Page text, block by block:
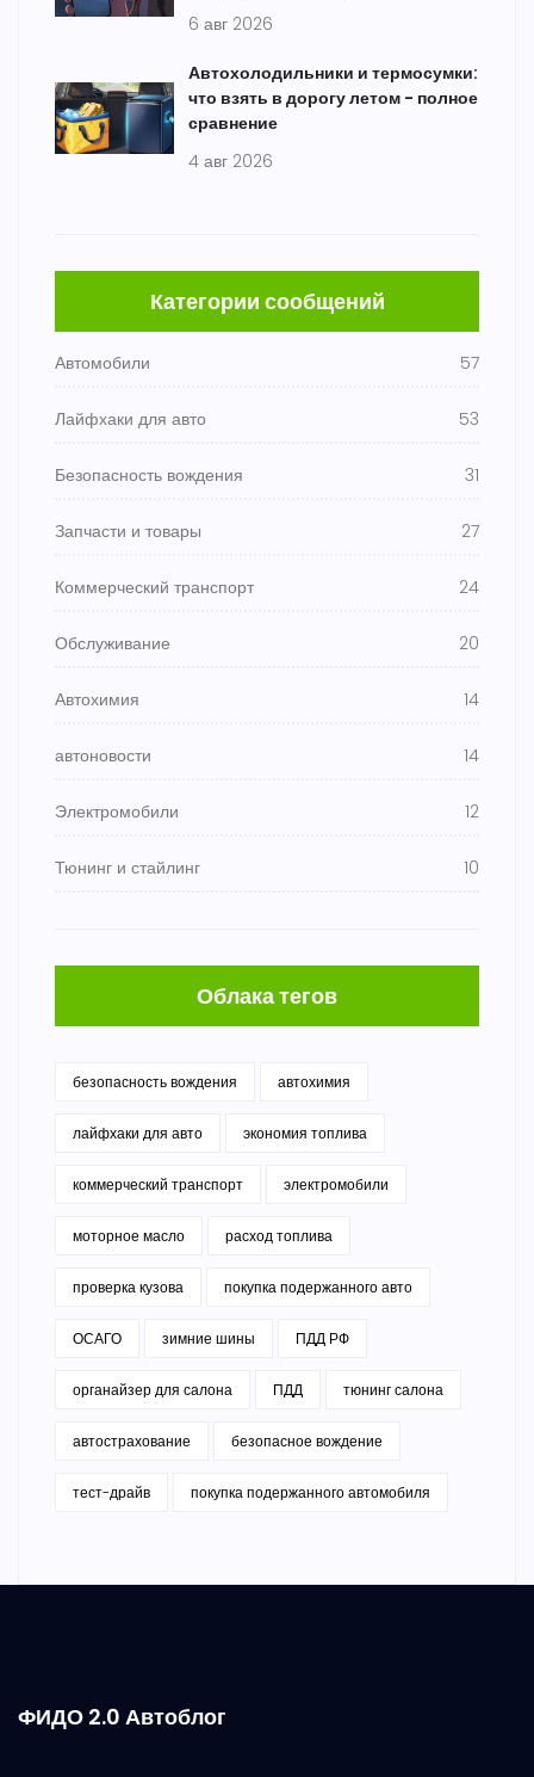
6 авг 2026
Автохолодильники и термосумки:
что взять в дорогу летом - полное
сравнение
4 авг 2026
Категории сообщений
Автомобили 57
Лайфхаки для авто 53
Безопасность вождения 31
Запчасти и товары 27
Коммерческий транспорт 24
Обслуживание 20
Автохимия 14
автоновости 14
Электромобили 12
Тюнинг и стайлинг 10
Облака тегов
безопасность вождения автохимия
лайфхаки для авто экономия топлива
коммерческий транспорт электромобили
моторное масло расход топлива
проверка кузова покупка подержанного авто
ОСАГО зимние шины ПДД РФ
органайзер для салона ПДД тюнинг салона
автострахование безопасное вождение
тест-драйв покупка подержанного автомобиля
ФИДО 2.0 Автоблог